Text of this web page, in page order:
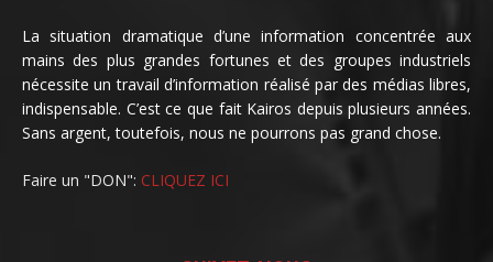
La situation dramatique d’une information concentrée aux
mains des plus grandes fortunes et des groupes industriels
nécessite un travail d’information réalisé par des médias libres,
indispensable. C’est ce que fait Kairos depuis plusieurs années.
Sans argent, toutefois, nous ne pourrons pas grand chose.
Faire un "DON": CLIQUEZ ICI